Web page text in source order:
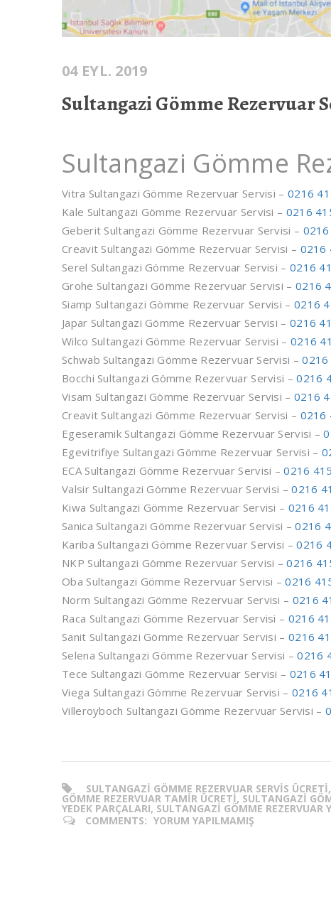
04 EYL. 2019
Sultangazi Gömme Rezervuar
Sultangazi Gömme
Vitra Sultangazi Gömme Rezervuar Servisi – 0216
Kale Sultangazi Gömme Rezervuar Servisi – 0216
Geberit Sultangazi Gömme Rezervuar Servisi –
Creavit Sultangazi Gömme Rezervuar Servisi – 0216
Serel Sultangazi Gömme Rezervuar Servisi – 0216
Grohe Sultangazi Gömme Rezervuar Servisi – 0216
Siamp Sultangazi Gömme Rezervuar Servisi – 0216
Japar Sultangazi Gömme Rezervuar Servisi – 0216
Wilco Sultangazi Gömme Rezervuar Servisi – 0216
Schwab Sultangazi Gömme Rezervuar Servisi –0216
Bocchi Sultangazi Gömme Rezervuar Servisi –0216
Visam Sultangazi Gömme Rezervuar Servisi – 0216
Creavit Sultangazi Gömme Rezervuar Servisi – 0216
Egeseramik Sultangazi Gömme Rezervuar Servisi –
Egevitrifiye Sultangazi Gömme Rezervuar Servisi –
ECA Sultangazi Gömme Rezervuar Servisi –0216
Valsir Sultangazi Gömme Rezervuar Servisi –0216
Kiwa Sultangazi Gömme Rezervuar Servisi – 0216
Sanica Sultangazi Gömme Rezervuar Servisi –0216
Kariba Sultangazi Gömme Rezervuar Servisi –0216
NKP Sultangazi Gömme Rezervuar Servisi –0216
Oba Sultangazi Gömme Rezervuar Servisi –0216
Norm Sultangazi Gömme Rezervuar Servisi – 0216
Raca Sultangazi Gömme Rezervuar Servisi – 0216
Sanit Sultangazi Gömme Rezervuar Servisi – 0216
Selena Sultangazi Gömme Rezervuar Servisi –0216
Tece Sultangazi Gömme Rezervuar Servisi – 0216
Viega Sultangazi Gömme Rezervuar Servisi – 0216
Villeroyboch Sultangazi Gömme Rezervuar Servisi –
SULTANGAZI GÖMME REZERVUAR SERVIS
GÖMME REZERVUAR TAMIR ÜCRETI, SULTANGAZI
YEDEK PARÇALARI, SULTANGAZI GÖMME REZERVUAR
COMMENTS: YORUM YAPILMAMIŞ